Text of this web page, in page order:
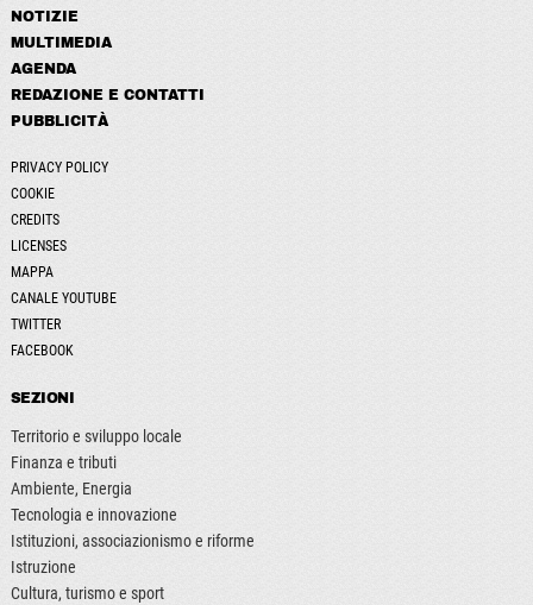
NOTIZIE
MULTIMEDIA
AGENDA
REDAZIONE E CONTATTI
PUBBLICITÀ
PRIVACY POLICY
COOKIE
CREDITS
LICENSES
MAPPA
CANALE YOUTUBE
TWITTER
FACEBOOK
SEZIONI
Territorio e sviluppo locale
Finanza e tributi
Ambiente, Energia
Tecnologia e innovazione
Istituzioni, associazionismo e riforme
Istruzione
Cultura, turismo e sport